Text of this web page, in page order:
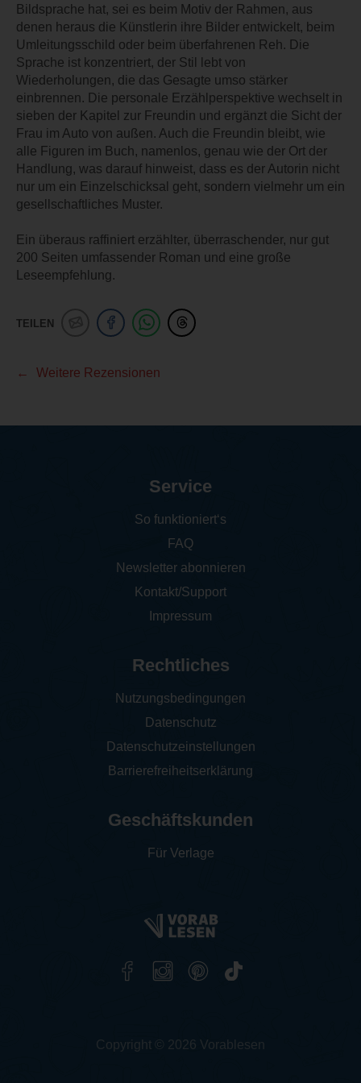
Bildsprache hat, sei es beim Motiv der Rahmen, aus
denen heraus die Künstlerin ihre Bilder entwickelt, beim
Umleitungsschild oder beim überfahrenen Reh. Die
Sprache ist konzentriert, der Stil lebt von
Wiederholungen, die das Gesagte umso stärker
einbrennen. Die personale Erzählperspektive wechselt in
sieben der Kapitel zur Freundin und ergänzt die Sicht der
Frau im Auto von außen. Auch die Freundin bleibt, wie
alle Figuren im Buch, namenlos, genau wie der Ort der
Handlung, was darauf hinweist, dass es der Autorin nicht
nur um ein Einzelschicksal geht, sondern vielmehr um ein
gesellschaftliches Muster.
Ein überaus raffiniert erzählter, überraschender, nur gut
200 Seiten umfassender Roman und eine große
Leseempfehlung.
TEILEN
Weitere Rezensionen
Service
So funktioniert‘s
FAQ
Newsletter abonnieren
Kontakt/Support
Impressum
Rechtliches
Nutzungsbedingungen
Datenschutz
Datenschutzeinstellungen
Barrierefreiheitserklärung
Geschäftskunden
Für Verlage
Copyright © 2026 Vorablesen